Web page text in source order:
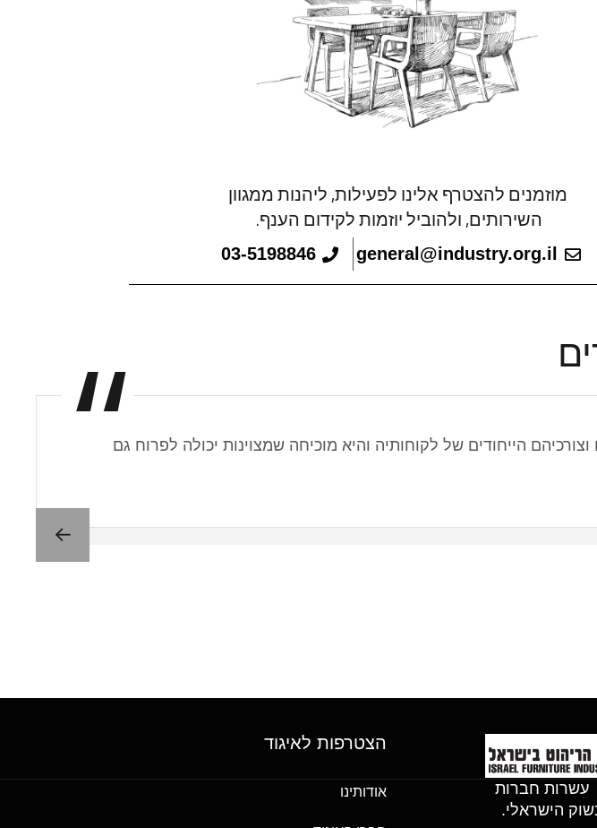
מוזמנים להצטרף אלינו לפעילות, ליהנות ממגוון
השירותים, ולהוביל יוזמות לקידום הענף.
general@industry.org.il
03-5198846
הייחודים של לקוחותיה והיא מוכיחה שמצוינות יכולה לפרוח גם
עשרות חברות
הישראלי.
הצטרפות לאיגוד
אודותינו